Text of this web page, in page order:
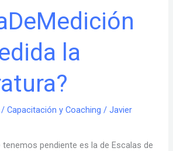
la
/Capacitación y Coaching /Javier
tenemos pendiente es la de Escalas de